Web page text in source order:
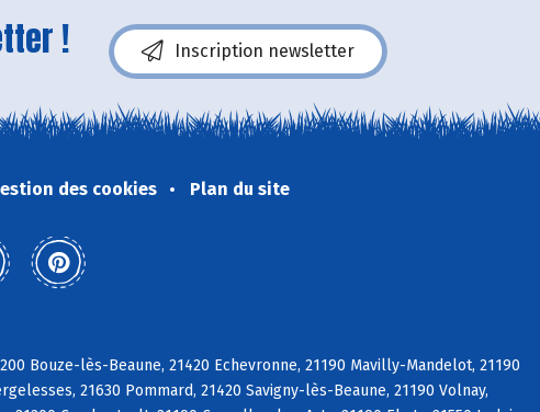
! Inscription newsletter
des cookies Plan du site
Bouze-lès-Beaune, 21420 Echevronne, 21190 Mavilly-Mandelot, 21190
21630 Pommard, 21420 Savigny-lès-Beaune, 21190 Volnay,